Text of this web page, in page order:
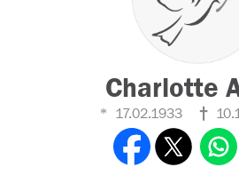
Charlotte
17.02.1933